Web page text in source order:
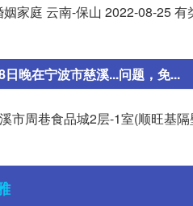
家庭 云南-保山 2022-08-25
晚在宁波市慈溪...问题，免...
市周巷食品城2层-1室(顺旺基